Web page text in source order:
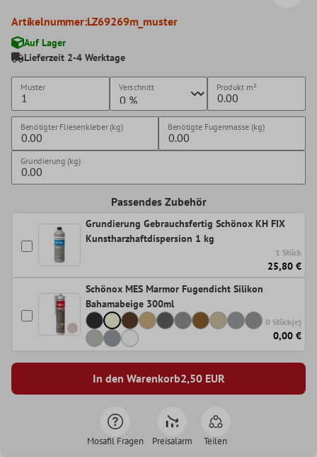
Artikelnummer:LZ69269m_muster
Auf Lager
Lieferzeit 2-4 Werktage
Muster Verschnitt Produkt m²
Benötigter Fliesenkleber (kg) Benötigte Fugenmasse (kg)
Grundierung (kg)
Passendes Zubehör
Grundierung Gebrauchsfertig Schönox KH FIX
Kunstharzhaftdispersion 1 kg
1 Stück
25,80 €
Schönox MES Marmor Fugendicht Silikon
Bahamabeige 300ml
0 Stück(e)
0,00 €
In den Warenkorb2,50EUR
Mosafil Fragen Preisalarm Teilen